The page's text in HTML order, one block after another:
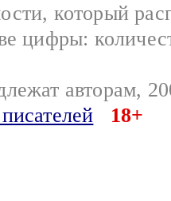
который
цифры:
авторам,
18+